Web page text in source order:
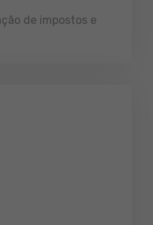
de impostos e